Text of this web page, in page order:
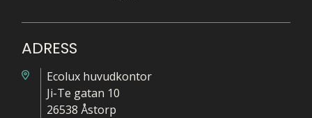
ADRESS
Ecolux huvudkontor
Ji-Te gatan 10
26538 Åstorp